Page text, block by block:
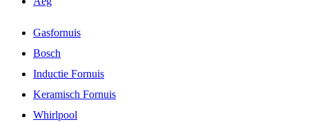
Gasfornuis
Bosch
Inductie Fornuis
Keramisch Fornuis
Whirlpool